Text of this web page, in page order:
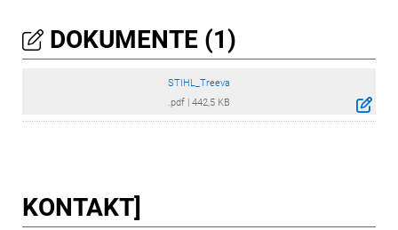
DOKUMENTE (1)
STIHL_Treeva
.pdf | 442,5 KB
KONTAKT]